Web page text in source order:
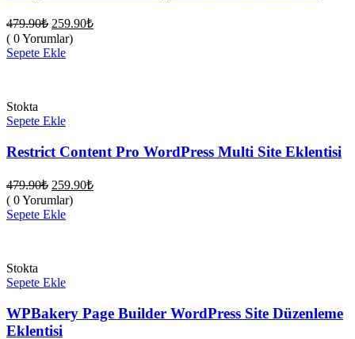
479.90₺ Orijinal
fiyat:
479.90₺.
259.90₺Şu
( 0 Yorumlar)
Sepete Ekle
Stokta
Sepete Ekle
Restrict Content Pro WordPress Multi Site Eklentisi
479.90₺ Orijinal
fiyat:
479.90₺.
259.90₺Şu
( 0 Yorumlar)
Sepete Ekle
Stokta
Sepete Ekle
WPBakery Page Builder WordPress Site Düzenleme
Eklentisi